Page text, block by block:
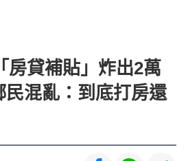
房貸補貼」炸出2萬
混亂：到底打房還